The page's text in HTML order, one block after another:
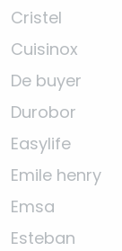
Cristel
Cuisinox
De buyer
Durobor
Easylife
Emile henry
Emsa
Esteban